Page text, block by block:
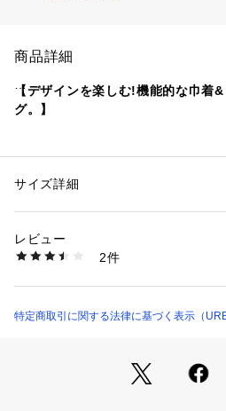
商品詳細
【デザインを楽しむ!機能的な巾着
グ。】
コットンよりも通気性が高く、ナイ
使うほど風合いが変化するので経年
掛けでも、斜めがけにしてショル
としても使える優秀なデザイン。
性別：メンズ
素材：本体 : 綿60% ナイロン40%
洗濯：-
※詳しい洗濯方法については、商品の品質
XX44-1AU3008 （ショップ）
サイズ詳細
レビュー
2件
特定商取引に関する法律に基づく表示（